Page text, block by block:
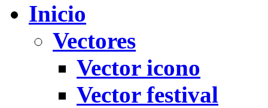
Inicio
Vectores
Vector icono
Vector festival